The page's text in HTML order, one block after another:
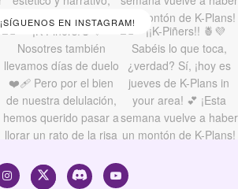
¡SÍGUENOS EN INSTAGRAM!